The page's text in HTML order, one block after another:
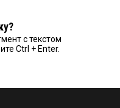
с текстом
Ctrl + Enter.